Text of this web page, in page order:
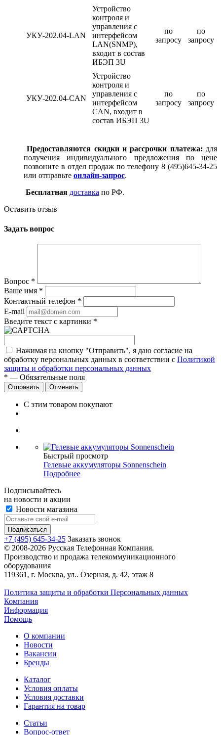
УКУ-202.04-LAN
Устройство
контроля и
управления с
интерфейсом
LAN(SNMP),
входит в состав
ИБЭП 3U
по
запросу
по
запросу
УКУ-202.04-CAN
Устройство
контроля и
управления с
интерфейсом
CAN, входит в
состав ИБЭП 3U
по
запросу
по
запросу
Предоставляются скидки и рассрочки платежа: для
получения индивидуального предложения по цене
позвоните в отдел продаж по телефону 8 (495)645-34-25
или отправьте онлайн-запрос.
Бесплатная доставка по РФ.
Оставить отзыв
Задать вопрос
Вопрос *
Ваше имя *
Контактный телефон *
E-mail
Введите текст с картинки *
Нажимая на кнопку "Отправить", я даю согласие на
обработку персональных данных в соответствии с Политикой
защиты и обработки персональных данных
* — Обязательные поля
Отправить Отменить
С этим товаром покупают
Быстрый просмотр
Гелевые аккумуляторы Sonnenschein
Подробнее
Подписывайтесь
на новости и акции
Новости магазина
+7 (495) 645-34-25 Заказать звонок
© 2008-2026 Русская Телефонная Компания.
Производство и продажа телекоммуникационного
оборудования
119361, г. Москва, ул.. Озерная, д. 42, этаж 8
Политика защиты и обработки Персональных данных
Компания
Информация
Помощь
О компании
Новости
Вакансии
Бренды
Каталог
Условия оплаты
Условия доставки
Гарантия на товар
Статьи
Вопрос-ответ